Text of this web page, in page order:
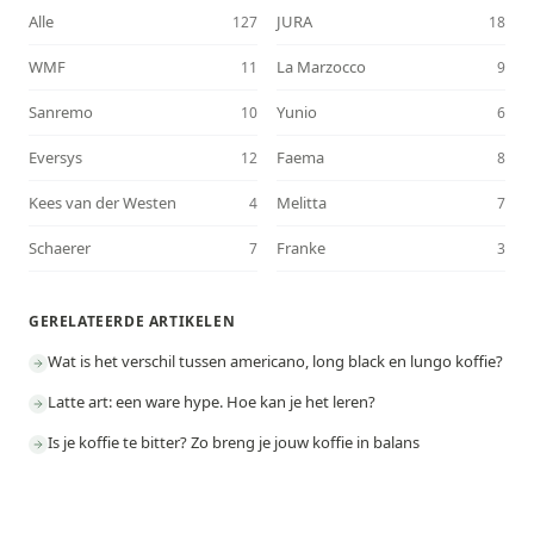
Alle 127 JURA 18
WMF 11 La Marzocco 9
Sanremo 10 Yunio 6
Eversys 12 Faema 8
Kees van der Westen 4 Melitta 7
Schaerer 7 Franke 3
GERELATEERDE ARTIKELEN
Wat is het verschil tussen americano, long black en lungo koffie?
Latte art: een ware hype. Hoe kan je het leren?
Is je koffie te bitter? Zo breng je jouw koffie in balans